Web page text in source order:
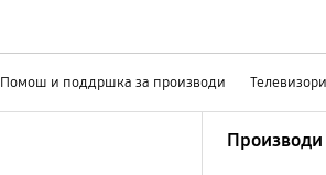
Помош и поддршка за производи Телевизори
Производи